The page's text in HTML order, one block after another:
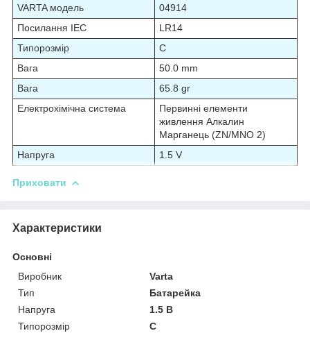
VARTA модель
04914
Посилання IEC
LR14
Типорозмір
C
Вага
50.0 mm
Вага
65.8 gr
Електрохімічна система
Первинні елементи
живлення Алкалин
Марганець (ZN/MNO 2)
Напруга
1.5 V
Приховати
Характеристики
Основні
Виробник
Varta
Тип
Батарейка
Напруга
1.5 В
Типорозмір
C